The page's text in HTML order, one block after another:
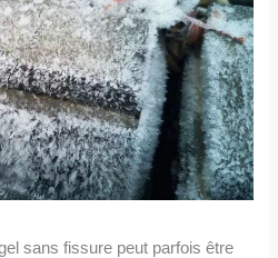
sans fissure peut parfois être